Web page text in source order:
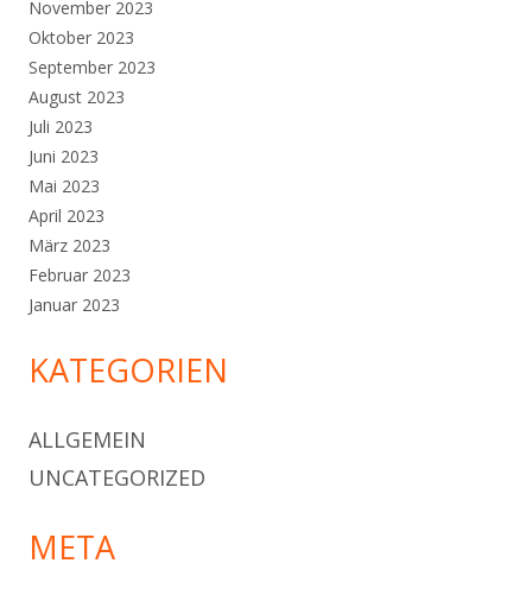
November 2023
Oktober 2023
September 2023
August 2023
Juli 2023
Juni 2023
Mai 2023
April 2023
März 2023
Februar 2023
Januar 2023
KATEGORIEN
ALLGEMEIN
UNCATEGORIZED
META